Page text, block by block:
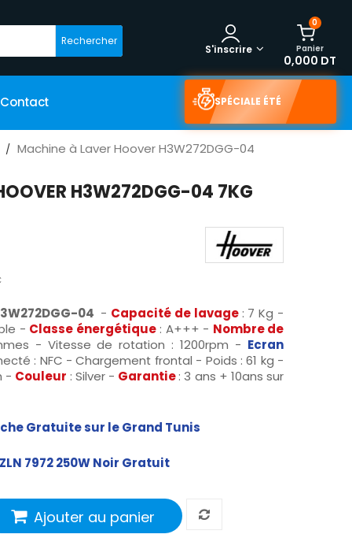
Rechercher
0
Panier
0,000 DT
S'inscrire
Contact SPÉCIALE ÉTÉ
Machine à Laver Hoover H3W272DGG-04
H3W272DGG-04 7KG
04 - Capacité de lavage : 7 Kg -
- Classe énergétique: A+++ - Nombre de
- Vitesse de rotation : 1200rpm - Ecran
: NFC - Chargement frontal - Poids : 61 kg -
- Couleur : Silver - Garantie: 3 ans + 10ans sur
Gratuite sur le Grand Tunis
7972 250W Noir Gratuit
Ajouter au panier